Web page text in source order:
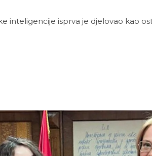
inteligencije isprva je djelovao kao